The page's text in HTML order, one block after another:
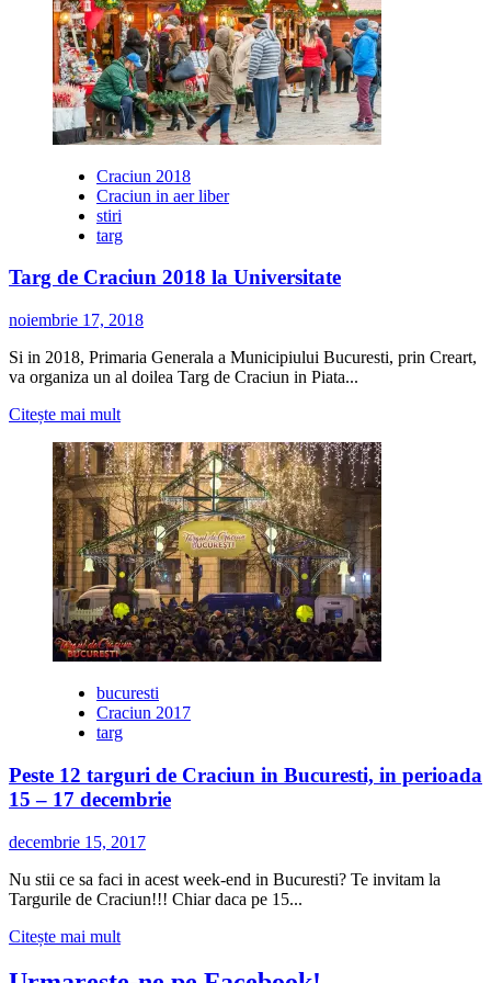
Crăciun
București
2018
Craciun 2018
Craciun in aer liber
stiri
targ
Targ de Craciun 2018 la Universitate
noiembrie 17, 2018
Si in 2018, Primaria Generala a Municipiului Bucuresti, prin Creart,
va organiza un al doilea Targ de Craciun in Piata...
Citește mai multCitește
multe
despre
Targ
de
Craciun
2018
la
Universitate
bucuresti
Craciun 2017
targ
Peste 12 targuri de Craciun in Bucuresti, in perioada
15 – 17 decembrie
decembrie 15, 2017
Nu stii ce sa faci in acest week-end in Bucuresti? Te invitam la
Targurile de Craciun!!! Chiar daca pe 15...
Citește mai multCitește
multe